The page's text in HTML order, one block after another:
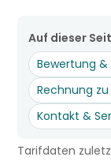
Auf dieser
Bewertung
Rechnung
Kontakt &
Tarifdaten